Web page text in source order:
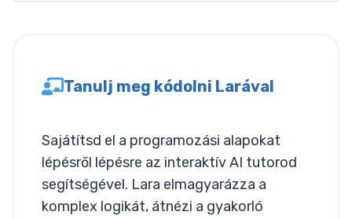
Sepia
Columns
Display
Tanulj meg kódolni Larával
Sajátítsd el a programozási alapokat
lépésről lépésre az interaktív AI tutorod
segítségével. Lara elmagyarázza a
komplex logikát, átnézi a gyakorló